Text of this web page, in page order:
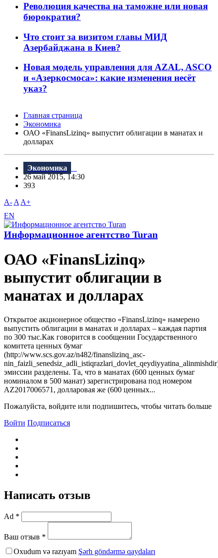
Революция качества на таможне или новая
бюрократия?
Что стоит за визитом главы МИД
Азербайджана в Киев?
Новая модель управления для AZAL, ASCO
и «Азеркосмоса»: какие изменения несёт
указ?
Главная страница
Экономика
ОАО «FinansLizinq» выпустит облигации в манатах и
долларах
Экономика
26 май 2015, 14:30
393
A- A A+
EN
Информационное агентство Turan
ОАО «FinansLizinq»
выпустит облигации в
манатах и долларах
Открытое акционерное общество «FinansLizinq» намерено
выпустить облигации в манатах и долларах – каждая партия
по 300 тыс.Как говорится в сообщении Государственного
комитета ценных бумаг
(http://www.scs.gov.az/n482/finanslizinq_asc-
эмиссии разделены. Та, что в манатах (600 ценных бумаг
номиналом в 500 манат) зарегистрирована под номером
AZ2017006571, долларовая же (600 ценных...
Пожалуйста, войдите или подпишитесь, чтобы читать больше
Войти Подписаться
Написать отзыв
Ad *
Ваш отзыв *
Oxudum və razıyam Şərh göndərmə qaydaları